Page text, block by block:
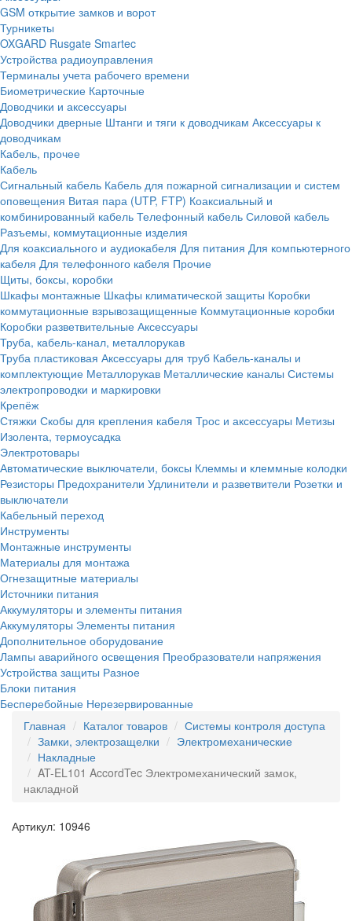
GSM открытие замков и ворот
Турникеты
OXGARD Rusgate Smartec
Устройства радиоуправления
Терминалы учета рабочего времени
Биометрические Карточные
Доводчики и аксессуары
Доводчики дверные Штанги и тяги к доводчикам Аксессуары к
доводчикам
Кабель, прочее
Кабель
Сигнальный кабель Кабель для пожарной сигнализации и систем
оповещения Витая пара (UTP, FTP) Коаксиальный и
комбинированный кабель Телефонный кабель Силовой кабель
Разъемы, коммутационные изделия
Для коаксиального и аудиокабеля Для питания Для компьютерного
кабеля Для телефонного кабеля Прочие
Щиты, боксы, коробки
Шкафы монтажные Шкафы климатической защиты Коробки
коммутационные взрывозащищенные Коммутационные коробки
Коробки разветвительные Аксессуары
Труба, кабель-канал, металлорукав
Труба пластиковая Аксессуары для труб Кабель-каналы и
комплектующие Металлорукав Металлические каналы Системы
электропроводки и маркировки
Крепёж
Стяжки Скобы для крепления кабеля Трос и аксессуары Метизы
Изолента, термоусадка
Электротовары
Автоматические выключатели, боксы Клеммы и клеммные колодки
Резисторы Предохранители Удлинители и разветвители Розетки и
выключатели
Кабельный переход
Инструменты
Монтажные инструменты
Материалы для монтажа
Огнезащитные материалы
Источники питания
Аккумуляторы и элементы питания
Аккумуляторы Элементы питания
Дополнительное оборудование
Лампы аварийного освещения Преобразователи напряжения
Устройства защиты Разное
Блоки питания
Бесперебойные Нерезервированные
Главная
Каталог товаров
Системы контроля доступа
Замки, электрозащелки
Электромеханические
Накладные
AT-EL101 AccordTec Электромеханический замок,
накладной
Артикул: 10946